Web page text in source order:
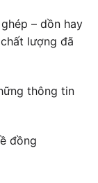
– dồn hay
lượng đã
thông tin
đồng